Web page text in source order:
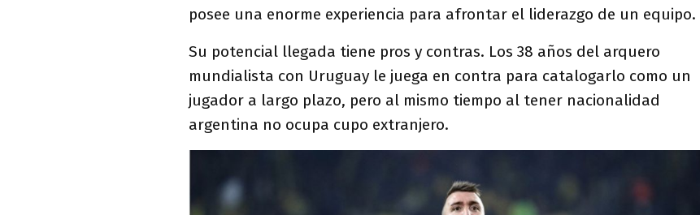
posee una enorme experiencia para afrontar el liderazgo de un equipo.
Su potencial llegada tiene pros y contras. Los 38 años del arquero
mundialista con Uruguay le juega en contra para catalogarlo como un
jugador a largo plazo, pero al mismo tiempo al tener nacionalidad
argentina no ocupa cupo extranjero.